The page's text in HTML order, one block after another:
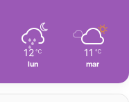
12 ℃
lun
11 ℃
mar